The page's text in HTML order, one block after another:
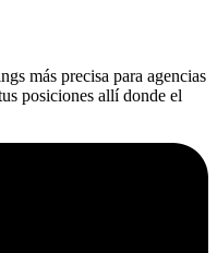
más precisa para agencias
posiciones allí donde el